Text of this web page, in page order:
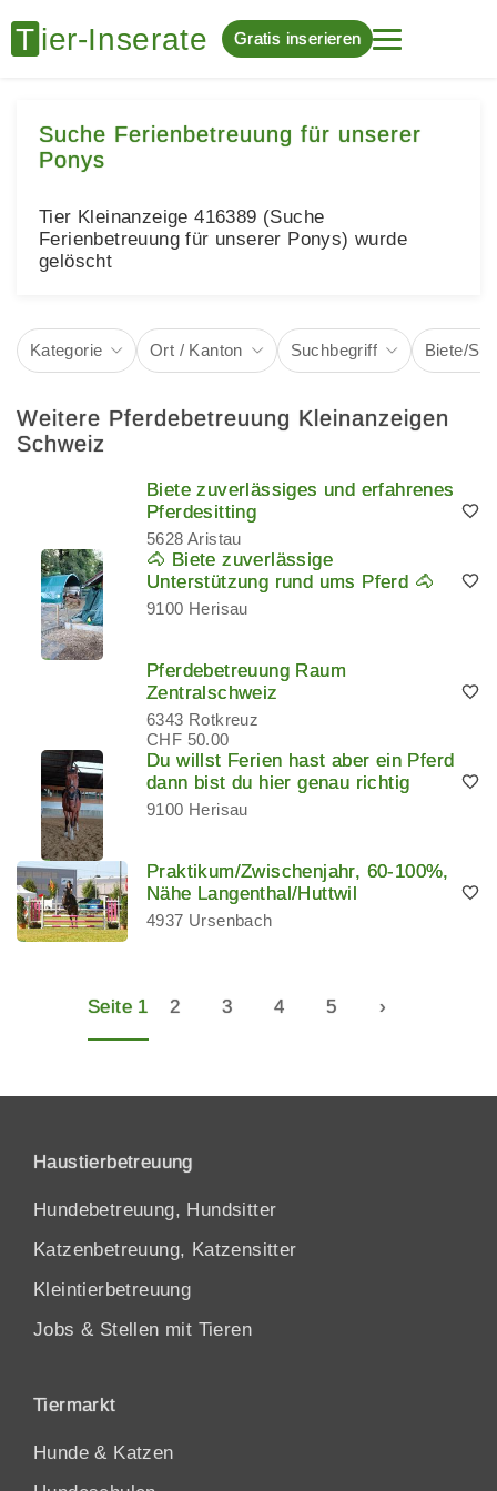
Gratis inserieren
Suche Ferienbetreuung für unserer
Ponys
Tier Kleinanzeige 416389 (Suche
Ferienbetreuung für unserer Ponys) wurde
gelöscht
Kategorie Ort / Kanton Suchbegriff Biete/
Weitere Pferdebetreuung Kleinanzeigen
Schweiz
Biete zuverlässiges und erfahrenes
Pferdesitting
5628 Aristau
🐴 Biete zuverlässige
Unterstützung rund ums Pferd 🐴
9100 Herisau
Pferdebetreuung Raum
Zentralschweiz
6343 Rotkreuz
CHF 50.00
Du willst Ferien hast aber ein Pferd
dann bist du hier genau richtig
9100 Herisau
Praktikum/Zwischenjahr, 60-100%,
Nähe Langenthal/Huttwil
4937 Ursenbach
Seite 1 2 3 4 5 ›
Haustierbetreuung
Hundebetreuung, Hundsitter
Katzenbetreuung, Katzensitter
Kleintierbetreuung
Jobs & Stellen mit Tieren
Tiermarkt
Hunde & Katzen